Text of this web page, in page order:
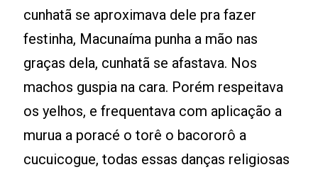
cunhatã se aproximava dele pra fazer
festinha, Macunaíma punha a mão nas
graças dela, cunhatã se afastava. Nos
machos guspia na cara. Porém respeitava
os yelhos, e frequentava com aplicação a
murua a poracé o torê o bacororô a
cucuicogue, todas essas danças religiosas